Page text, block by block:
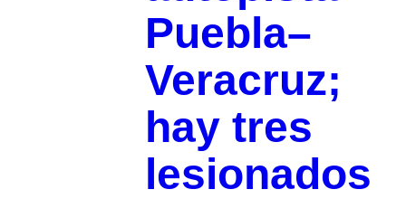
Puebla–
Veracruz;
hay tres
lesionados